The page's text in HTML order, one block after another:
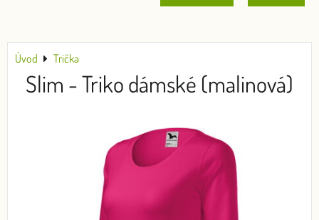
Úvod Trička
Slim - Triko dámské (malinová)